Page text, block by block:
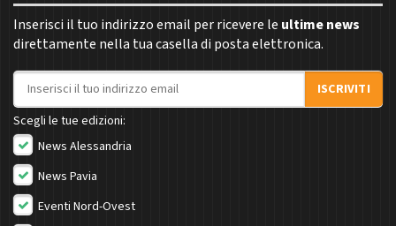
Inserisci il tuo indirizzo email per ricevere le ultime news
direttamente nella tua casella di posta elettronica.
Indirizzo email
ISCRIVITI
Scegli le tue edizioni:
News Alessandria
News Pavia
Eventi Nord-Ovest